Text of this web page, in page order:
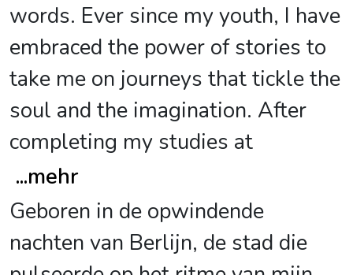
words. Ever since my youth, I have
embraced the power of stories to
take me on journeys that tickle the
soul and the imagination. After
completing my studies at
...mehr
Geboren in de opwindende
nachten van Berlijn, de stad die